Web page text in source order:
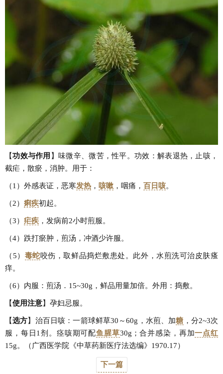
【功效与作用 】味微辛、微苦，性平。功效：解表退热，止咳，
截疟，散瘀，消肿。用于：
（1）外感表证，恶寒发热 ， 咳嗽 ，咽痛， 百日咳。
（2） 痢疾初起。
（3） 疟疾 ，发病前2小时煎服。
（4）跌打瘀肿，煎汤，冲酒少许服。
（5） 毒蛇咬伤，取鲜品捣烂敷患处。此外，水煎洗可治皮肤瘙
痒。
（6）内服：煎汤．15~30g，鲜品用量加倍。外用：捣敷。
【使用注意】孕妇忌服。
【选方】治百日咳：一箭球鲜草30～60g，水煎、加糖 ，分2~3次
服，每日1剂。痉咳期可配鱼腥草30g；合并感染，再加一点红
15g。（广西医学院《中草药新医疗法选编》1970.17）
下一篇